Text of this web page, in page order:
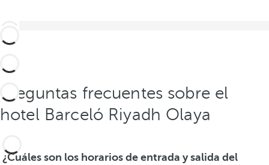
Preguntas frecuentes sobre el
hotel Barceló Riyadh Olaya
¿Cuáles son los horarios de entrada y salida del